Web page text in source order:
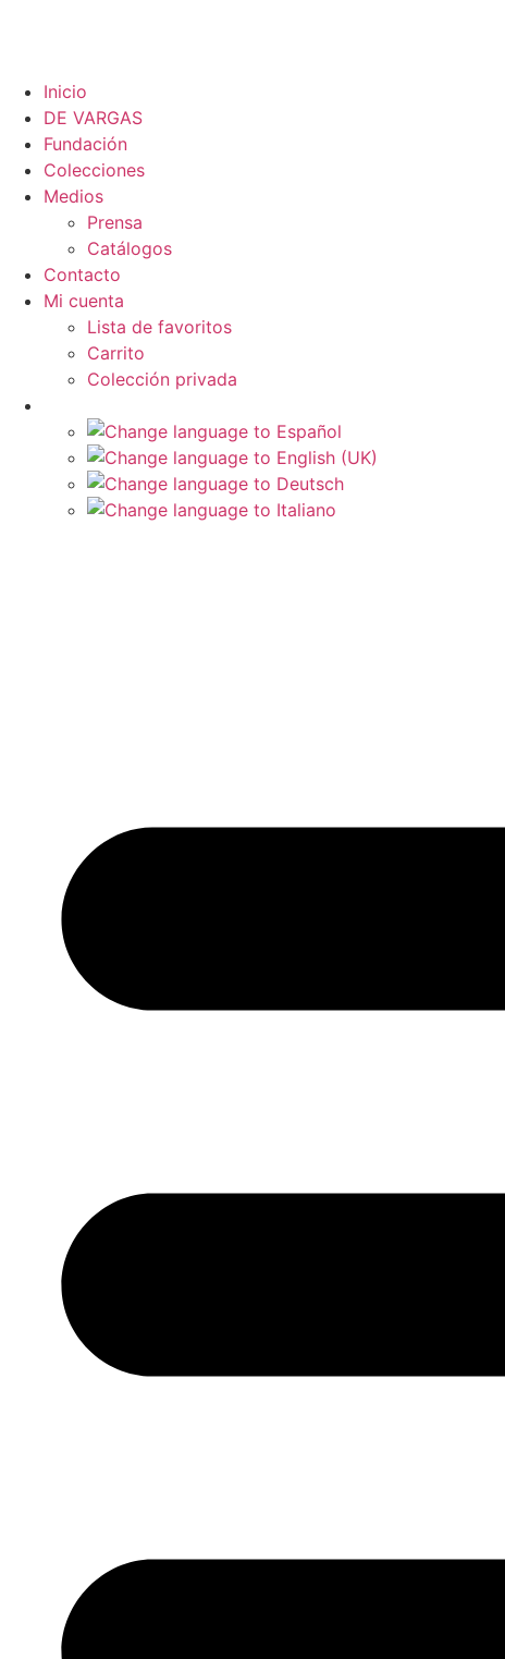
Inicio
DE VARGAS
Fundación
Colecciones
Medios
Prensa
Catálogos
Contacto
Mi cuenta
Lista de favoritos
Carrito
Colección privada